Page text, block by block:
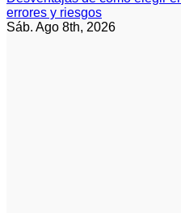
errores y riesgos
Sáb. Ago 8th, 2026